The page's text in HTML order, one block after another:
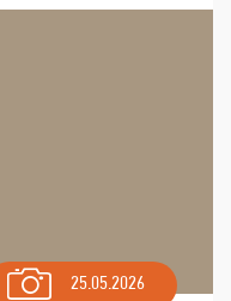
dobrá parti ...
25.05.2026